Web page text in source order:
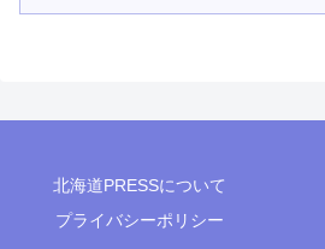
北海道PRESSについて
プライバシーポリシー